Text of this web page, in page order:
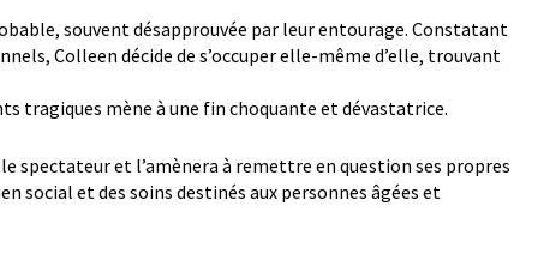
souvent désapprouvée par leur entourage. Constatant
Colleen décide de s’occuper elle-même d’elle, trouvant
tragiques mène à une fin choquante et dévastatrice.
et l’amènera à remettre en question ses propres
social et des soins destinés aux personnes âgées et